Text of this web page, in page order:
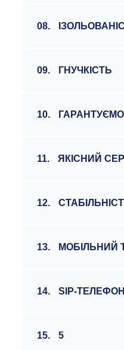
08.
09. ГНУЧКІСТЬ
10.
11. ЯКІСНИЙ
12.
13. МОБІЛЬНИЙ
14. SIP-ТЕЛЕФОН
15. 5